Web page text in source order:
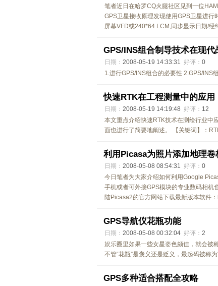
笔者近日在哈罗CQ火腿社区见到一位
GPS卫星接收原理发现使用GPS卫星进
屏幕VFD或240*64 LCM,同步显示日期
GPS/INS组合制导技术在现
日期： 2008-05-19 14:33:31 好评： 0
1.进行GPS/INS组合的必要性 2.GPS/INS
快速RTK在工程测量中的应用
日期： 2008-05-19 14:19:48 好评： 12
本文重点介绍快速RTK技术在测绘行业中
面也进行了简要地阐述。 【关键词】：
利用Picasa为照片添加地理卷
日期： 2008-05-08 08:54:31 好评： 0
今日笔者为大家介绍如何利用Google
手机或者可外接GPS模块的专业数码相
陆Picasa2的官方网站下载最新版本软件
GPS导航仪花瓶功能
日期： 2008-05-08 00:32:04 好评： 2
娱乐圈里如果一些女星姿色颇佳，就会被
不管“花瓶”是褒义还是贬义，最起码被称
GPS多种适合搭配全攻略